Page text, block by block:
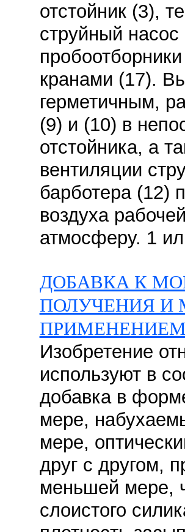
отстойник (3),
струйный
кранами (17).
герметичным,
(9) и (10) в
отстойника, а
вентиляции
барботера (12)
воздуха
атмосферу. 1
ДОБАВКА К
ПОЛУЧЕНИЯ И
ПРИМЕНЕНИЕМ
Изобретение
используют в
добавка в
мере,
мере,
друг с другом,
меньшей мере,
слоистого